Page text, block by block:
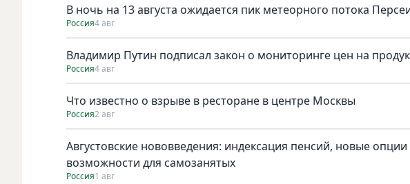
В ночь на 13 августа ожидается пик метеорного потока
Россия4 авг
Владимир Путин подписал закон о мониторинге цен на
Россия4 авг
Что известно о взрыве в ресторане в центре Москвы
Россия2 авг
Августовские нововведения: индексация пенсий, новые
возможности для самозанятых
Россия1 авг